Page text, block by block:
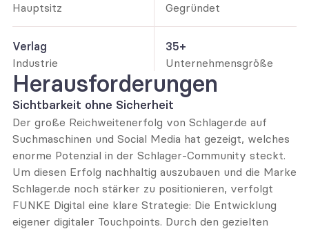
Hauptsitz
Gegründet
Verlag
Industrie
35+
Unternehmensgröße
Herausforderungen
Sichtbarkeit ohne Sicherheit
Der große Reichweitenerfolg von Schlager.de auf
Suchmaschinen und Social Media hat gezeigt, welches
enorme Potenzial in der Schlager-Community steckt.
Um diesen Erfolg nachhaltig auszubauen und die Marke
Schlager.de noch stärker zu positionieren, verfolgt
FUNKE Digital eine klare Strategie: Die Entwicklung
eigener digitaler Touchpoints. Durch den gezielten